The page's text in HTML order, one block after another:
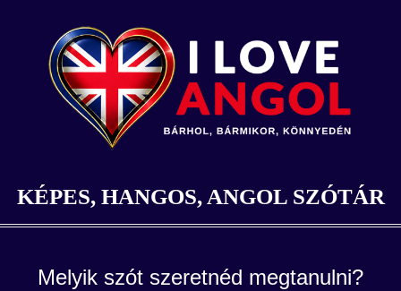
KÉPES, HANGOS, ANGOL SZÓTÁR
Melyik szót szeretnéd megtanulni?